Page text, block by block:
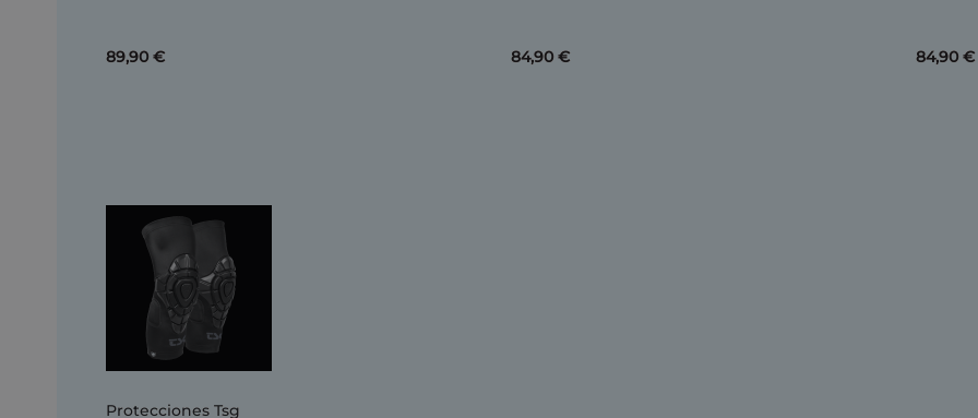
89,90 € 84,90 € 84,90 €
Protecciones Tsg